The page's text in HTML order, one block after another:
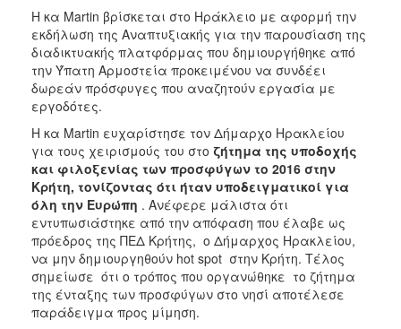
Η κα Martin βρίσκεται στο Ηράκλειο με αφορμή την
εκδήλωση της Αναπτυξιακής για την παρουσίαση της
διαδικτυακής πλατφόρμας που δημιουργήθηκε από
την Ύπατη Αρμοστεία προκειμένου να συνδέει
δωρεάν πρόσφυγες που αναζητούν εργασία με
εργοδότες.
Η κα Martin ευχαρίστησε τον Δήμαρχο Ηρακλείου
για τους χειρισμούς του στο ζήτημα της υποδοχής
και φιλοξενίας των προσφύγων το 2016 στην
Κρήτη, τονίζοντας ότι ήταν υποδειγματικοί για
όλη την Ευρώπη . Ανέφερε μάλιστα ότι
εντυπωσιάστηκε από την απόφαση που έλαβε ως
πρόεδρος της ΠΕΔ Κρήτης, ο Δήμαρχος Ηρακλείου,
να μην δημιουργηθούν hot spot στην Κρήτη. Τέλος
σημείωσε ότι ο τρόπος που οργανώθηκε το ζήτημα
της ένταξης των προσφύγων στο νησί αποτέλεσε
παράδειγμα προς μίμηση.